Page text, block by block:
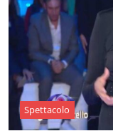
Spettacolo